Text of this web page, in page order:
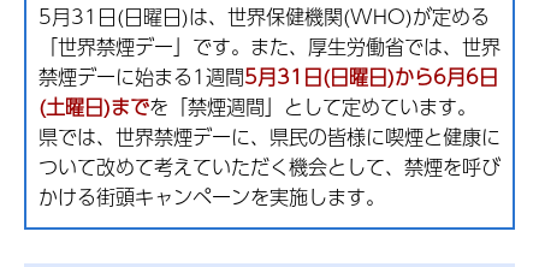
5月31日(日曜日)は、世界保健機関(WHO)が定める
「世界禁煙デー」です。また、厚生労働省では、世界
禁煙デーに始まる1週間5月31日(日曜日)から6月6日
(土曜日)までを「禁煙週間」として定めています。
県では、世界禁煙デーに、県民の皆様に喫煙と健康に
ついて改めて考えていただく機会として、禁煙を呼び
かける街頭キャンペーンを実施します。